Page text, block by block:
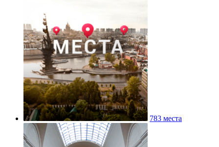
783 места